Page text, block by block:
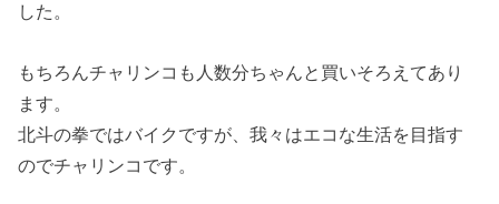
した。
もちろんチャリンコも人数分ちゃんと買いそろえてあり
ます。
北斗の拳ではバイクですが、我々はエコな生活を目指す
のでチャリンコです。